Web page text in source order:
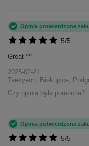
5/5
Opinia potwierdzona
Great ^^
2025-02-21
Taekyeon, Biskupice,
Czy opinia była pomocna?
5/5
Opinia potwierdzona